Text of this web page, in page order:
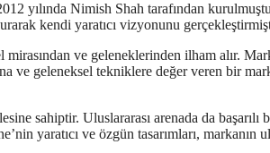
yılında Nimish Shah tarafından
kendi yaratıcı vizyonunu
ve geleneklerinden ilham alır.
ve geleneksel tekniklere değer veren bir
sahiptir. Uluslararası arenada da başarılı
yaratıcı ve özgün tasarımları, markanın